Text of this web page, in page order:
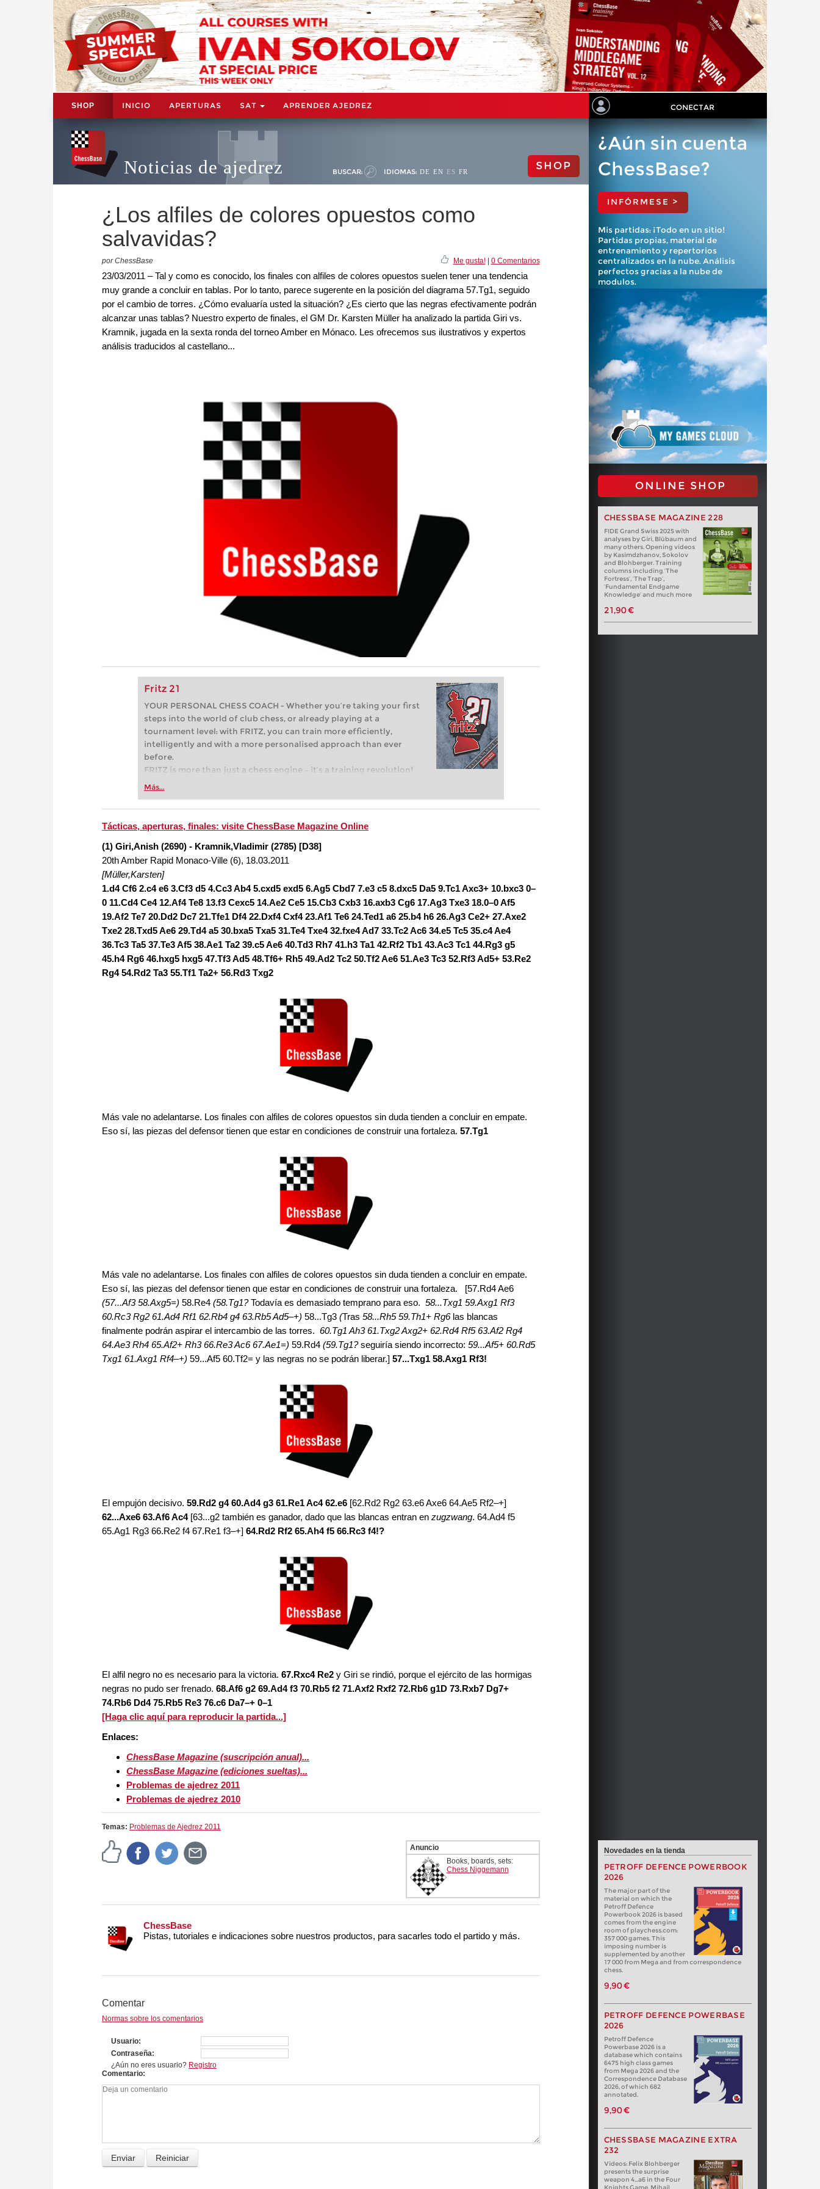
SHOP INICIO APERTURAS SAT APRENDER AJEDREZ CONECTAR
Noticias de ajedrez BUSCAR: IDIOMAS: DE EN ES FR SHOP
¿Los alfiles de colores opuestos como
salvavidas?
por ChessBase Me gusta!| 0 Comentarios
23/03/2011 – Tal y como es conocido, los finales con alfiles de colores opuestos suelen tener una tendencia
muy grande a concluir en tablas. Por lo tanto, parece sugerente en la posición del diagrama 57.Tg1, seguido
por el cambio de torres. ¿Cómo evaluaría usted la situación? ¿Es cierto que las negras efectivamente podrán
alcanzar unas tablas? Nuestro experto de finales, el GM Dr. Karsten Müller ha analizado la partida Giri vs.
Kramnik, jugada en la sexta ronda del torneo Amber en Mónaco. Les ofrecemos sus ilustrativos y expertos
análisis traducidos al castellano...
Fritz 21
YOUR PERSONAL CHESS COACH - Whether you’re taking your first
steps into the world of club chess, or already playing at a
tournament level: with FRITZ, you can train more efficiently,
intelligently and with a more personalised approach than ever
before.
FRITZ is more than just a chess engine – it’s a training revolution!
Whether you’re taking your first steps into the world of club chess,
more efficiently, intelligently and with a more personalised
approach than ever before.
Más...
¿Aún sin cuenta
ChessBase?
INFÓRMESE >
Mis partidas: ¡Todo en un sitio!
Partidas propias, material de
entrenamiento y repertorios
centralizados en la nube. Análisis
perfectos gracias a la nube de
modulos.
ONLINE SHOP
CHESSBASE MAGAZINE 228
FIDE Grand Swiss 2025 with
analyses by Giri, Blübaum and
many others. Opening videos
by Kasimdzhanov, Sokolov
and Blohberger. Training
columns including ‘The
Fortress’, ‘The Trap’,
‘Fundamental Endgame
Knowledge’ and much more
21,90 €
Tácticas, aperturas, finales: visite ChessBase Magazine Online
(1) Giri,Anish (2690) - Kramnik,Vladimir (2785) [D38]
20th Amber Rapid Monaco-Ville (6), 18.03.2011
[Müller,Karsten]
1.d4 Cf6 2.c4 e6 3.Cf3 d5 4.Cc3 Ab4 5.cxd5 exd5 6.Ag5 Cbd7 7.e3 c5 8.dxc5 Da5 9.Tc1 Axc3+ 10.bxc3 0–
0 11.Cd4 Ce4 12.Af4 Te8 13.f3 Cexc5 14.Ae2 Ce5 15.Cb3 Cxb3 16.axb3 Cg6 17.Ag3 Txe3 18.0–0 Af5
19.Af2 Te7 20.Dd2 Dc7 21.Tfe1 Df4 22.Dxf4 Cxf4 23.Af1 Te6 24.Ted1 a6 25.b4 h6 26.Ag3 Ce2+ 27.Axe2
Txe2 28.Txd5 Ae6 29.Td4 a5 30.bxa5 Txa5 31.Te4 Txe4 32.fxe4 Ad7 33.Tc2 Ac6 34.e5 Tc5 35.c4 Ae4
36.Tc3 Ta5 37.Te3 Af5 38.Ae1 Ta2 39.c5 Ae6 40.Td3 Rh7 41.h3 Ta1 42.Rf2 Tb1 43.Ac3 Tc1 44.Rg3 g5
45.h4 Rg6 46.hxg5 hxg5 47.Tf3 Ad5 48.Tf6+ Rh5 49.Ad2 Tc2 50.Tf2 Ae6 51.Ae3 Tc3 52.Rf3 Ad5+ 53.Re2
Rg4 54.Rd2 Ta3 55.Tf1 Ta2+ 56.Rd3 Txg2
Más vale no adelantarse. Los finales con alfiles de colores opuestos sin duda tienden a concluir en empate.
Eso sí, las piezas del defensor tienen que estar en condiciones de construir una fortaleza. 57.Tg1
Más vale no adelantarse. Los finales con alfiles de colores opuestos sin duda tienden a concluir en empate.
Eso sí, las piezas del defensor tienen que estar en condiciones de construir una fortaleza. [57.Rd4 Ae6
(57...Af3 58.Axg5=) 58.Re4 (58.Tg1?Todavía es demasiado temprano para eso. 58...Txg1 59.Axg1 Rf3
60.Rc3 Rg2 61.Ad4 Rf1 62.Rb4 g4 63.Rb5 Ad5–+) 58...Tg3 (Tras 58...Rh5 59.Th1+ Rg6 las blancas
finalmente podrán aspirar el intercambio de las torres. 60.Tg1 Ah3 61.Txg2 Axg2+ 62.Rd4 Rf5 63.Af2 Rg4
64.Ae3 Rh4 65.Af2+ Rh3 66.Re3 Ac6 67.Ae1=) 59.Rd4 (59.Tg1?seguiría siendo incorrecto: 59...Af5+ 60.Rd5
Txg1 61.Axg1 Rf4–+) 59...Af5 60.Tf2= y las negras no se podrán liberar.] 57...Txg1 58.Axg1 Rf3!
El empujón decisivo. 59.Rd2 g4 60.Ad4 g3 61.Re1 Ac4 62.e6 [62.Rd2 Rg2 63.e6 Axe6 64.Ae5 Rf2–+]
62...Axe6 63.Af6 Ac4 [63...g2 también es ganador, dado que las blancas entran en zugzwang. 64.Ad4 f5
65.Ag1 Rg3 66.Re2 f4 67.Re1 f3–+] 64.Rd2 Rf2 65.Ah4 f5 66.Rc3 f4!?
El alfil negro no es necesario para la victoria. 67.Rxc4 Re2 y Giri se rindió, porque el ejército de las hormigas
negras no pudo ser frenado. 68.Af6 g2 69.Ad4 f3 70.Rb5 f2 71.Axf2 Rxf2 72.Rb6 g1D 73.Rxb7 Dg7+
74.Rb6 Dd4 75.Rb5 Re3 76.c6 Da7–+ 0–1
[Haga clic aquí para reproducir la partida...]
Enlaces:
ChessBase Magazine (suscripción anual)...
ChessBase Magazine (ediciones sueltas)...
Problemas de ajedrez 2011
Problemas de ajedrez 2010
Temas: Problemas de Ajedrez 2011
Anuncio
Books, boards, sets:
Chess Niggemann
ChessBase
Pistas, tutoriales e indicaciones sobre nuestros productos, para sacarles todo el partido y más.
Comentar
Normas sobre los comentarios
Usuario
Contraseña
¿Aún no eres usuario? Registro
Comentario
Novedades en la tienda
PETROFF DEFENCE POWERBOOK
2026
The major part of the
material on which the
Petroff Defence
Powerbook 2026 is based
comes from the engine
room of playchess.com:
357 000 games. This
imposing number is
supplemented by another
17 000 from Mega and from correspondence
chess.
9,90 €
PETROFF DEFENCE POWERBASE
2026
Petroff Defence
Powerbase 2026 is a
database which contains
6475 high class games
from Mega 2026 and the
Correspondence Database
2026, of which 682
annotated.
9,90 €
CHESSBASE MAGAZINE EXTRA
232
Videos: Felix Blohberger
presents the surprise
weapon 4…a6 in the Four